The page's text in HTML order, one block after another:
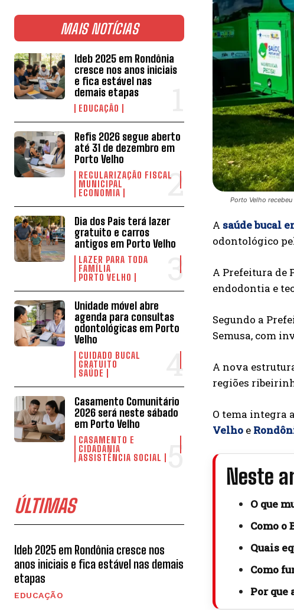
MAIS NOTÍCIAS
Ideb 2025 em Rondônia
cresce nos anos iniciais
e fica estável nas
demais etapas
EDUCAÇÃO
Refis 2026 segue aberto
até 31 de dezembro em
Porto Velho
REGULARIZAÇÃO FISCAL
MUNICIPAL
ECONOMIA
Dia dos Pais terá lazer
gratuito e carros
antigos em Porto Velho
LAZER PARA TODA
FAMÍLIA
PORTO VELHO
Unidade móvel abre
agenda para consultas
odontológicas em Porto
Velho
CUIDADO BUCAL
GRATUITO
SAÚDE
Casamento Comunitário
2026 será neste sábado
em Porto Velho
CASAMENTO E
CIDADANIA
ASSISTÊNCIA SOCIAL
ÚLTIMAS
Ideb 2025 em Rondônia cresce nos
anos iniciais e fica estável nas demais
etapas
EDUCAÇÃO
Porto Velho
A saúde bucal
odontológico
A Prefeitura de
endodontia e
Segundo a
Semusa, com
A nova
regiões
O tema integra
Velho e
Neste
O que
Como o
Quais
Como
Por que